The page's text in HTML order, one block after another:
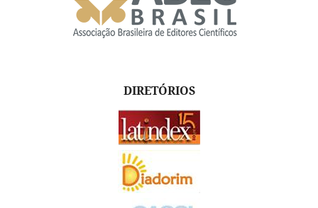
DIRETÓRIOS